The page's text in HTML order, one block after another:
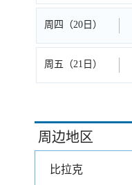
周四（20日）
周五（21日）
周边地区
比拉克